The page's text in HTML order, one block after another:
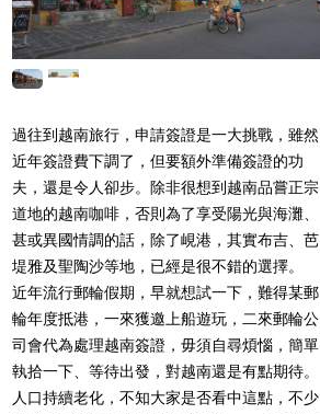
過往到越南旅行，申請簽證是一大挑戰，雖然
近年簽證費下調了，但要額外準備簽證的功
夫，還是令人卻步。除非很想到越南品嘗正宗
道地的越南咖啡，否則為了享受陽光與海灘、
甚或異國情調的話，除了峴港，其實布吉、芭
堤雅及聖陶沙等地，已經是很不錯的選擇。
近年流行郵輪假期，早就想試一下，難得某郵
輪年度抵港，一來獲邀上船遊玩，二來郵輪公
司會代為處理越南簽證，毋須自尋煩惱，簡單
執拾一下、等待出發，對越南還是有點期待。
人口持續老化，不知大家是否看中這點，不少